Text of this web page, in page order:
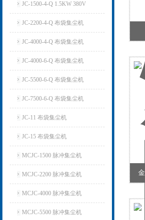
JC-1500-4-Q 1.5KW 380V
JC-2200-4-Q 布袋集尘机
JC-4000-4-Q 布袋集尘机
JC-4000-6-Q 布袋集尘机
JC-5500-6-Q 布袋集尘机
JC-7500-6-Q 布袋集尘机
JC-11 布袋集尘机
JC-15 布袋集尘机
MCJC-1500 脉冲集尘机
MCJC-2200 脉冲集尘机
MCJC-4000 脉冲集尘机
MCJC-5500 脉冲集尘机